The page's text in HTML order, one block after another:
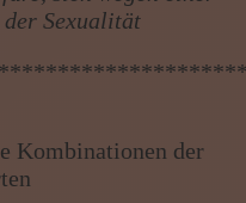
Sexualität